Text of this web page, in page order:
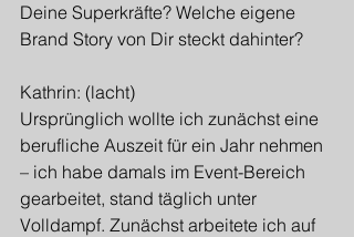
Deine Superkräfte? Welche eigene
Brand Story von Dir steckt dahinter?
Kathrin: (lacht)
Ursprünglich wollte ich zunächst eine
berufliche Auszeit für ein Jahr nehmen
– ich habe damals im Event-Bereich
gearbeitet, stand täglich unter
Volldampf. Zunächst arbeitete ich auf